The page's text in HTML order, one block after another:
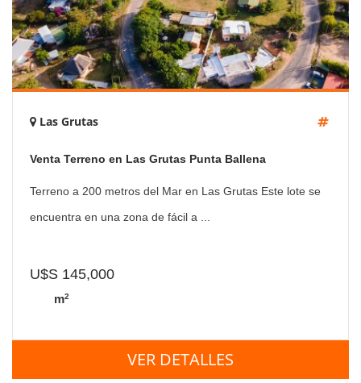
Las Grutas
Venta Terreno en Las Grutas Punta Ballena
Terreno a 200 metros del Mar en Las Grutas Este lote se
encuentra en una zona de fácil a ...
U$S 145,000
m2
VER DETALLES